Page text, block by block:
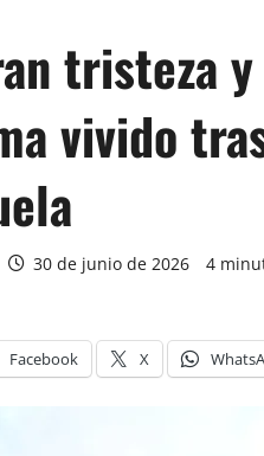
tristeza
vivido
30 de junio de 2026 4
Facebook X